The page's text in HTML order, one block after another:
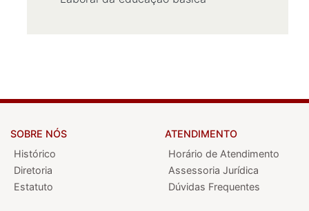
SOBRE NÓS
Histórico
Diretoria
Estatuto
ATENDIMENTO
Horário de Atendimento
Assessoria Jurídica
Dúvidas Frequentes